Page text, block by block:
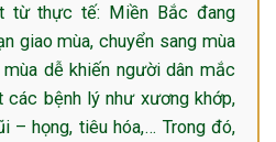
từ thực tế: Miền Bắc đang
giao mùa, chuyển sang mùa
dễ khiến người dân mắc
các bệnh lý như xương khớp,
– họng, tiêu hóa,… Trong đó,